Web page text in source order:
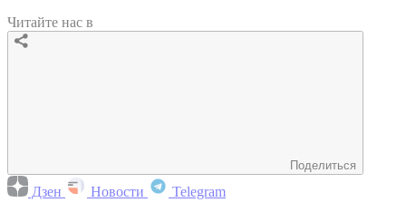
Читайте нас в
Поделиться
Дзен Новости Telegram